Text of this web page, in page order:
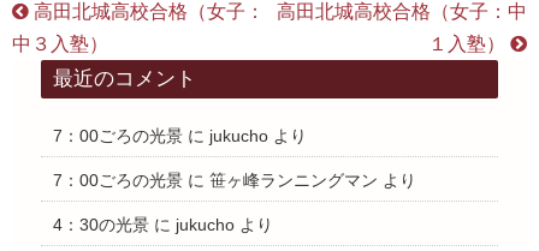
高田北城高校合格（女子：
中３入塾）
高田北城高校合格（女子：中
１入塾）
最近のコメント
7：00ごろの光景に jukuchoより
7：00ごろの光景に 笹ヶ峰ランニングマン より
4：30の光景に jukuchoより